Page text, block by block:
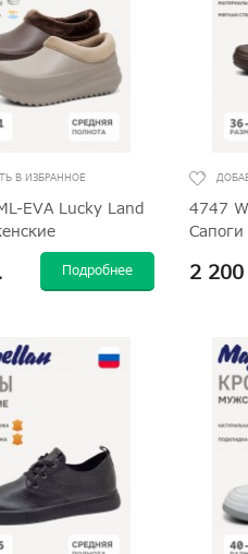
EVA Lucky Land
Подробнее
4747
2 200